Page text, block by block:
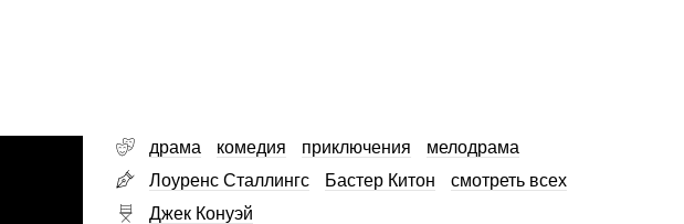
драма комедия приключения
мелодрама
Лоуренс Сталлингс
Бастер Китон
смотреть всех
Джек Конуэй